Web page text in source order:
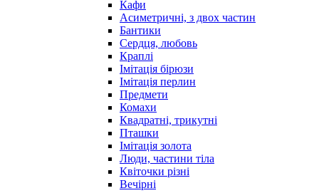
Кафи
Асиметричні, з двох частин
Бантики
Сердця, любовь
Краплі
Імітація бірюзи
Імітація перлин
Предмети
Комахи
Квадратні, трикутні
Пташки
Імітація золота
Люди, частини тіла
Квіточки різні
Вечірні